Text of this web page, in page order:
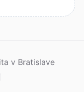
v Bratislave